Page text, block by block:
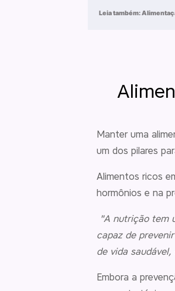
Leia também:
Manter uma
um dos pilares
Alimentos ricos
hormônios e na
"A nutrição tem
capaz de
de vida
Embora a